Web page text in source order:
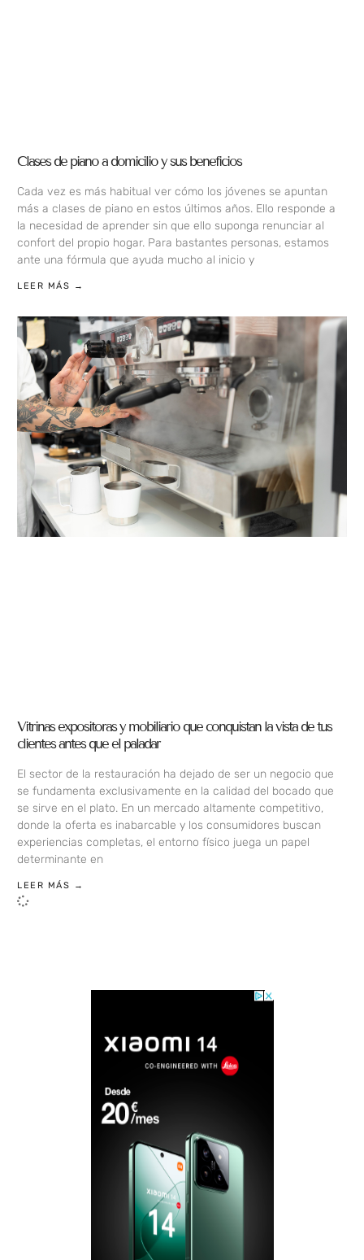
Clases de piano a domicilio y sus beneficios
Cada vez es más habitual ver cómo los jóvenes se apuntan
más a clases de piano en estos últimos años. Ello responde a
la necesidad de aprender sin que ello suponga renunciar al
confort del propio hogar. Para bastantes personas, estamos
ante una fórmula que ayuda mucho al inicio y
LEER MÁS →
Vitrinas expositoras y mobiliario que conquistan la vista de tus
clientes antes que el paladar
El sector de la restauración ha dejado de ser un negocio que
se fundamenta exclusivamente en la calidad del bocado que
se sirve en el plato. En un mercado altamente competitivo,
donde la oferta es inabarcable y los consumidores buscan
experiencias completas, el entorno físico juega un papel
determinante en
LEER MÁS →